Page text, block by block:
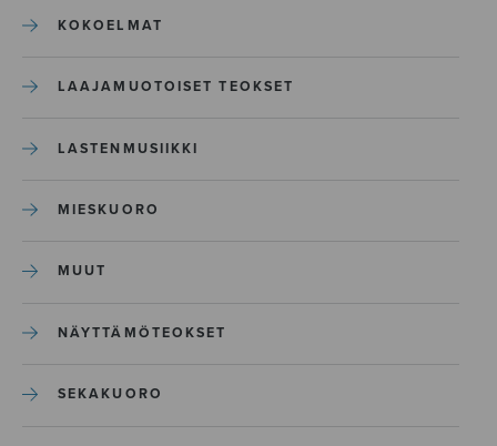
KOKOELMAT
LAAJAMUOTOISET TEOKSET
LASTENMUSIIKKI
MIESKUORO
MUUT
NÄYTTÄMÖTEOKSET
SEKAKUORO